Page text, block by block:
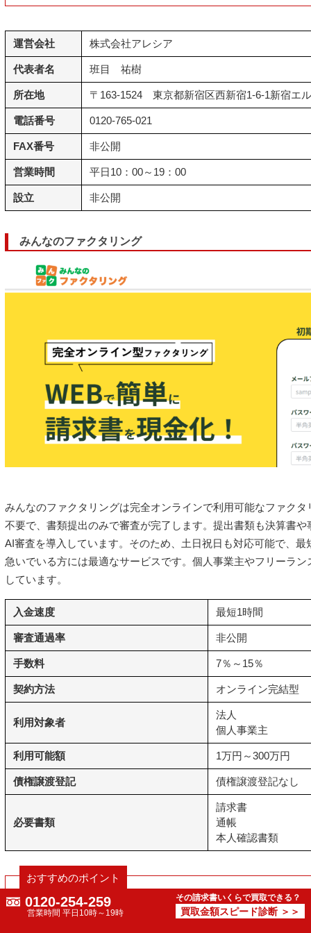
運営会社 株式会社アレシア
代表者名 班目 祐樹
所在地 〒163-1524 東京都新宿区西新宿1-6-1新宿エ
電話番号 0120-765-021
FAX番号 非公開
営業時間 平日10：00～19：00
設立 非公開
みんなのファクタリング
みんなのファクタリングは完全オンラインで利用可能なファク
不要で、書類提出のみで審査が完了します。提出書類も決算書
AI審査を導入しています。そのため、土日祝日も対応可能で、
急いでいる方には最適なサービスです。個人事業主やフリーラ
しています。
入金速度 最短1時間
審査通過率 非公開
手数料 7％～15％
契約方法 オンライン完結型
利用対象者
法人
個人事業主
利用可能額 1万円～300万円
債権譲渡登記 債権譲渡登記なし
必要書類
請求書
通帳
本人確認書類
おすすめのポイント
・需要大！土日祝日対応で最短60分で入金
0120-254-259
営業時間 平日10時～19時
その請求書いくらで買取できる？
買取金額スピード診断 ＞＞